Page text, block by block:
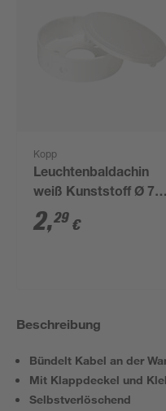
Kopp
Leuchtenbaldachin
weiß Kunststoff Ø 7,5
cm
2,29 €
Beschreibung
Bündelt Kabel an der
Mit Klappdeckel und
Selbstverlöschend